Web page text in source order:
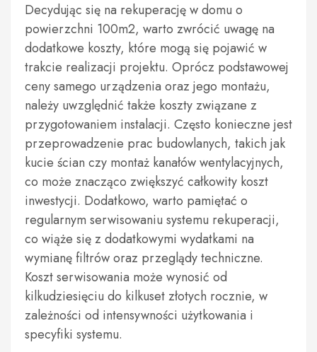
Decydując się na rekuperację w domu o
powierzchni 100m2, warto zwrócić uwagę na
dodatkowe koszty, które mogą się pojawić w
trakcie realizacji projektu. Oprócz podstawowej
ceny samego urządzenia oraz jego montażu,
należy uwzględnić także koszty związane z
przygotowaniem instalacji. Często konieczne jest
przeprowadzenie prac budowlanych, takich jak
kucie ścian czy montaż kanałów wentylacyjnych,
co może znacząco zwiększyć całkowity koszt
inwestycji. Dodatkowo, warto pamiętać o
regularnym serwisowaniu systemu rekuperacji,
co wiąże się z dodatkowymi wydatkami na
wymianę filtrów oraz przeglądy techniczne.
Koszt serwisowania może wynosić od
kilkudziesięciu do kilkuset złotych rocznie, w
zależności od intensywności użytkowania i
specyfiki systemu.